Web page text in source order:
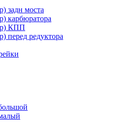
задн моста
карбюратора
КПП
перед редуктора